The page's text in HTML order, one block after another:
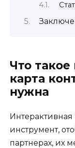
Что такое
карта
нужна
Интерактивная
инструмент,
партнерах, их